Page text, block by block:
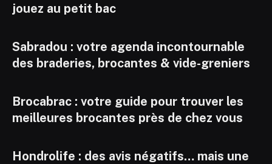
jouez au petit bac
Sabradou : votre agenda incontournable
des braderies, brocantes & vide-greniers
Brocabrac : votre guide pour trouver les
meilleures brocantes près de chez vous
Hondrolife : des avis négatifs… mais une